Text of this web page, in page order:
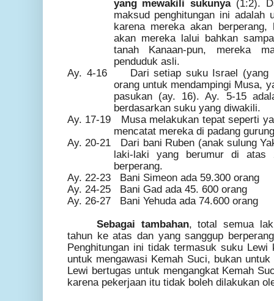
yang mewakili sukunya(1:2).
maksud penghitungan ini adalah
karena mereka akan
akan mereka lalui bahkan
tanah Kanaan-pun, mereka
penduduk asli.
Ay. 4-16 Dari setiap suku Israel (yang
orang untuk mendampingi Musa,
pasukan (ay. 16). Ay. 5-15
berdasarkan suku yang diwakili.
Ay. 17-19 Musa melakukan tepat seperti
mencatat mereka di padang
Ay. 20-21 Dari bani Ruben (anak sulung
laki-laki yang berumur di atas
berperang.
Ay. 22-23 Bani Simeon ada 59.300 orang
Ay. 24-25 Bani Gad ada 45. 600 orang
Ay. 26-27 Bani Yehuda ada 74.600 orang
Sebagai tambahan, total semua
tahun ke atas dan yang sanggup
Penghitungan ini tidak termasuk suku
untuk mengawasi Kemah Suci, bukan
Lewi bertugas untuk mengangkat Kemah
karena pekerjaan itu tidak boleh dilakukan